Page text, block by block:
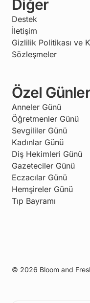
Diğer
Destek
İletişim
Gizlilik Politikası ve
Sözleşmeler
Özel Günler
Anneler Günü
Öğretmenler Günü
Sevgililer Günü
Kadınlar Günü
Diş Hekimleri Günü
Gazeteciler Günü
Eczacılar Günü
Hemşireler Günü
Tıp Bayramı
© 2026 Bloom and